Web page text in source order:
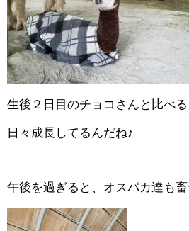
生後２日目のチョコさんと比べる
日々成長してるんだね♪
午後を過ぎると、オスパカ達も畜